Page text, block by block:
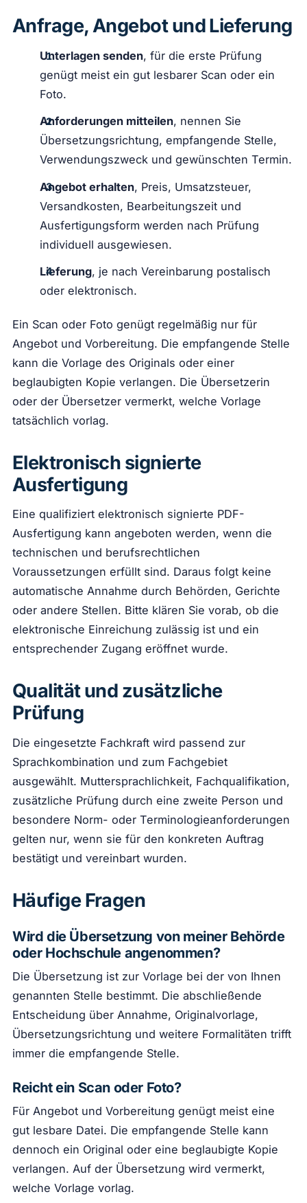
Anfrage, Angebot und Lieferung
Unterlagen senden, für die erste Prüfung
genügt meist ein gut lesbarer Scan oder ein
Foto.
Anforderungen mitteilen, nennen Sie
Übersetzungsrichtung, empfangende Stelle,
Verwendungszweck und gewünschten Termin.
Angebot erhalten, Preis, Umsatzsteuer,
Versandkosten, Bearbeitungszeit und
Ausfertigungsform werden nach Prüfung
individuell ausgewiesen.
Lieferung, je nach Vereinbarung postalisch
oder elektronisch.
Ein Scan oder Foto genügt regelmäßig nur für
Angebot und Vorbereitung. Die empfangende Stelle
kann die Vorlage des Originals oder einer
beglaubigten Kopie verlangen. Die Übersetzerin
oder der Übersetzer vermerkt, welche Vorlage
tatsächlich vorlag.
Elektronisch signierte
Ausfertigung
Eine qualifiziert elektronisch signierte PDF-
Ausfertigung kann angeboten werden, wenn die
technischen und berufsrechtlichen
Voraussetzungen erfüllt sind. Daraus folgt keine
automatische Annahme durch Behörden, Gerichte
oder andere Stellen. Bitte klären Sie vorab, ob die
elektronische Einreichung zulässig ist und ein
entsprechender Zugang eröffnet wurde.
Qualität und zusätzliche
Prüfung
Die eingesetzte Fachkraft wird passend zur
Sprachkombination und zum Fachgebiet
ausgewählt. Muttersprachlichkeit, Fachqualifikation,
zusätzliche Prüfung durch eine zweite Person und
besondere Norm- oder Terminologieanforderungen
gelten nur, wenn sie für den konkreten Auftrag
bestätigt und vereinbart wurden.
Häufige Fragen
Wird die Übersetzung von meiner Behörde
oder Hochschule angenommen?
Die Übersetzung ist zur Vorlage bei der von Ihnen
genannten Stelle bestimmt. Die abschließende
Entscheidung über Annahme, Originalvorlage,
Übersetzungsrichtung und weitere Formalitäten trifft
immer die empfangende Stelle.
Reicht ein Scan oder Foto?
Für Angebot und Vorbereitung genügt meist eine
gut lesbare Datei. Die empfangende Stelle kann
dennoch ein Original oder eine beglaubigte Kopie
verlangen. Auf der Übersetzung wird vermerkt,
welche Vorlage vorlag.